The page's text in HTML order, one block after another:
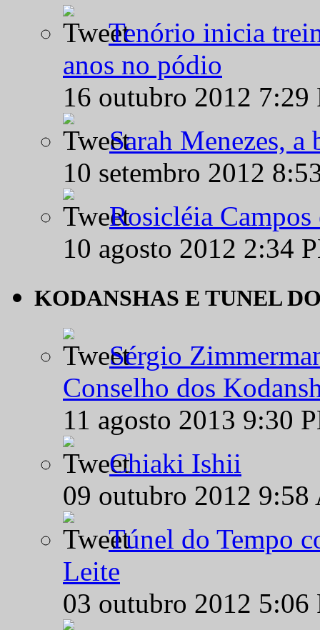
Tenório inicia
anos no pódio
16 outubro 2012
Sarah Menezes,
10 setembro 2012
Rosicléia
10 agosto 2012 2:34
KODANSHAS E TUNEL
Sérgio
Conselho dos
11 agosto 2013 9:30
Chiaki Ishii
09 outubro 2012
Túnel do Tempo
Leite
03 outubro 2012